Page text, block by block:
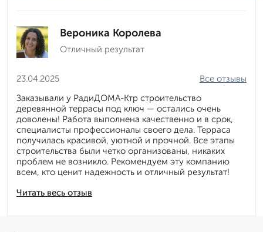
Вероника Королева
Отличный результат
23.04.2025
Читать весь отзыв
Все отзывы
Заказывали у РадиДОМА-Ктр строительство
деревянной террасы под ключ — остались очень
доволены! Работа выполнена качественно и в срок,
специалисты профессионалы своего дела. Терраса
получилась красивой, уютной и прочной. Все этапы
строительства были четко организованы, никаких
проблем не возникло. Рекомендуем эту компанию
всем, кто ценит надежность и отличный результат!